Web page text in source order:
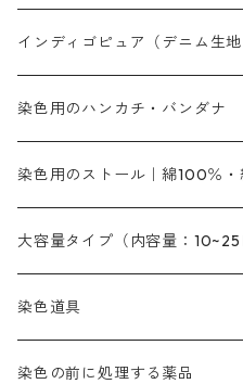
青色系
紫色系
緑色系
茶色系
橙色系
緑色系
茶色系
灰色系
黒色系
茶色｜20g入りのみ公開
灰色｜20g入りのみ公開
黒色
捺染に必要な材料
捺染糊
黄色系
エロ―M3G｜定番の色合い
エロー ＭＧＲ｜明るい緑みの黄色
オレンジ系
オレンヂMG｜黄みの橙色
オレンヂMGD（定番の色合い）
赤色系
レットMFB｜赤色（定番の色合い）
レットMG｜黄みの朱色
青色系
ネビーブルーMB（定番の色合い）
ブルーMB（定番の色合い）
紫色系
バイオレットMFB
緑色系
代用朱黄色口
ファストエロ―10GN（鮮やかな黄
ファストエロ―5GN（黄色）
青色系
NSBAブルー
群青
白色｜胡粉
黒色｜在庫処分特価
緑色｜在庫処分特価
茶色｜在庫処分特価
人気のおすすめ植物染料
インド茜・西洋茜の個別販売
濃染処理剤｜ソルバックスPS
媒染剤
アルミ媒染剤
鉄媒染剤
ソーダ灰｜アルカリ性のPH調
藍染
ぶどう糖
ハイドロサルファイトコンク
染色用途のハンカチ・バンダナ
45cm×45cm（ハンカチ）｜端の始
人気のおすすめ竹・藤を染め
塩基性染料（混色可能）
ビスマークブロンB｜赤茶色
塩基性エロ―｜液体タイプ
オリジナル染料｜スス竹色｜
インディゴピュア（デニム生地
初心者向けお試しセット販売
インディゴピュア
アルカリ剤
ハイドロサルファイトコンク
酸性剤
染色用のハンカチ・バンダナ
45cm×45cm（ハンカチ）｜端
54cm×54cm（バンダナ）｜端
染色用のストール｜綿100％
大容量タイプ（内容量：10~25
芒硝｜綿の染色時の吸収促進剤
ソーダ灰｜アルカリ性のPH調整
染色道具
刷毛
染色の前に処理する薬品